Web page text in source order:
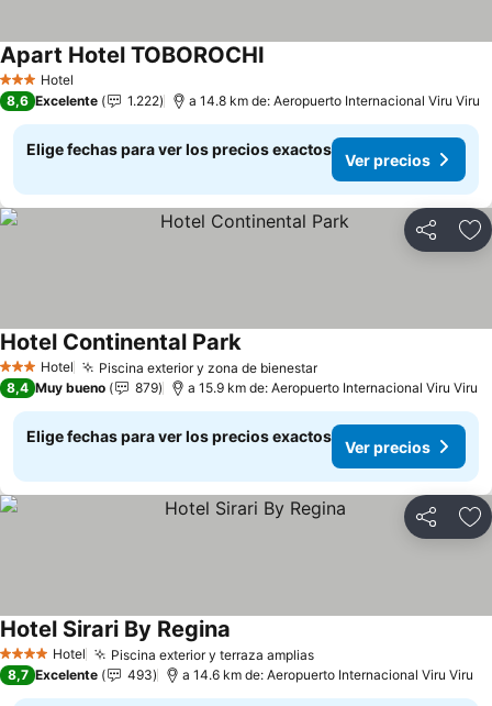
3 Estrellas
Hotel
Apart Hotel TOBOROCHI
8,6 Excelente 1.222 a 14.8 km de: Aeropuerto Internacional Viru Viru
Elige fechas para ver los precios exactos
Ver precios
Compartir
3 Estrellas
Hotel Piscina exterior y zona de bienestar
Hotel Continental Park
8,4 Muy bueno 879 a 15.9 km de: Aeropuerto Internacional Viru Viru
Elige fechas para ver los precios exactos
Ver precios
Compartir
4 EstrellasHotel Piscina exterior y terraza amplias
Hotel Sirari By Regina
8,7 Excelente 493 a 14.6 km de: Aeropuerto Internacional Viru Viru